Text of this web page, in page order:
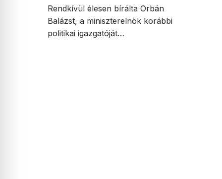
Rendkívül élesen bírálta Orbán
Balázst, a miniszterelnök korábbi
politikai igazgatóját…